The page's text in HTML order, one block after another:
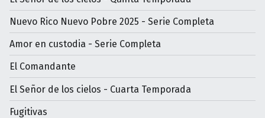
Nuevo Rico Nuevo Pobre 2025 - Serie Completa
Amor en custodia - Serie Completa
El Comandante
El Señor de los cielos - Cuarta Temporada
Fugitivas